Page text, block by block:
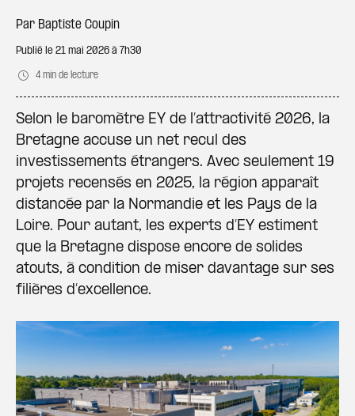
Par Baptiste Coupin
Publié le 21 mai 2026 à 7h30
4 min de lecture
Selon le baromètre EY de l’attractivité 2026, la
Bretagne accuse un net recul des
investissements étrangers. Avec seulement 19
projets recensés en 2025, la région apparaît
distancée par la Normandie et les Pays de la
Loire. Pour autant, les experts d’EY estiment
que la Bretagne dispose encore de solides
atouts, à condition de miser davantage sur ses
filières d’excellence.